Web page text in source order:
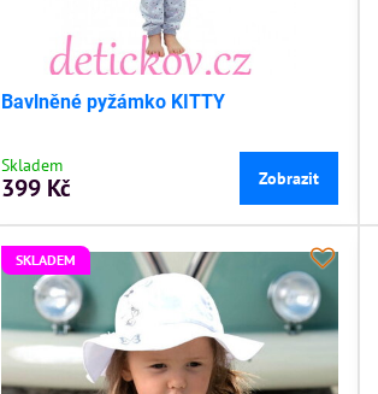
Bavlněné pyžámko KITTY
Skladem
399 Kč Zobrazit
SKLADEM